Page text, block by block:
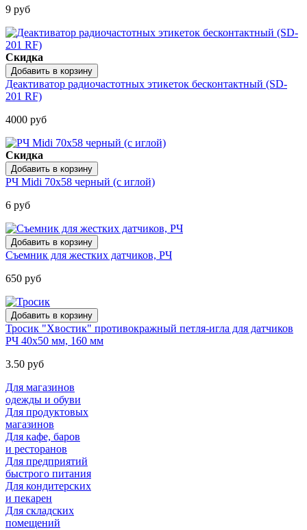
9 руб
Скидка
Деактиватор радиочастотных этикеток бесконтактный (SD-
201 RF)
4000 руб
Скидка
РЧ Midi 70х58 черный (с иглой)
6 руб
Съемник для жестких датчиков, РЧ
650 руб
Тросик "Хвостик" противокражный петля-игла для датчиков
РЧ 40х50 мм, 160 мм
3.50 руб
Для магазинов
одежды и обуви
Для продуктовых
магазинов
Для кафе, баров
и ресторанов
Для предприятий
быстрого питания
Для кондитерских
и пекарен
Для складских
помещений